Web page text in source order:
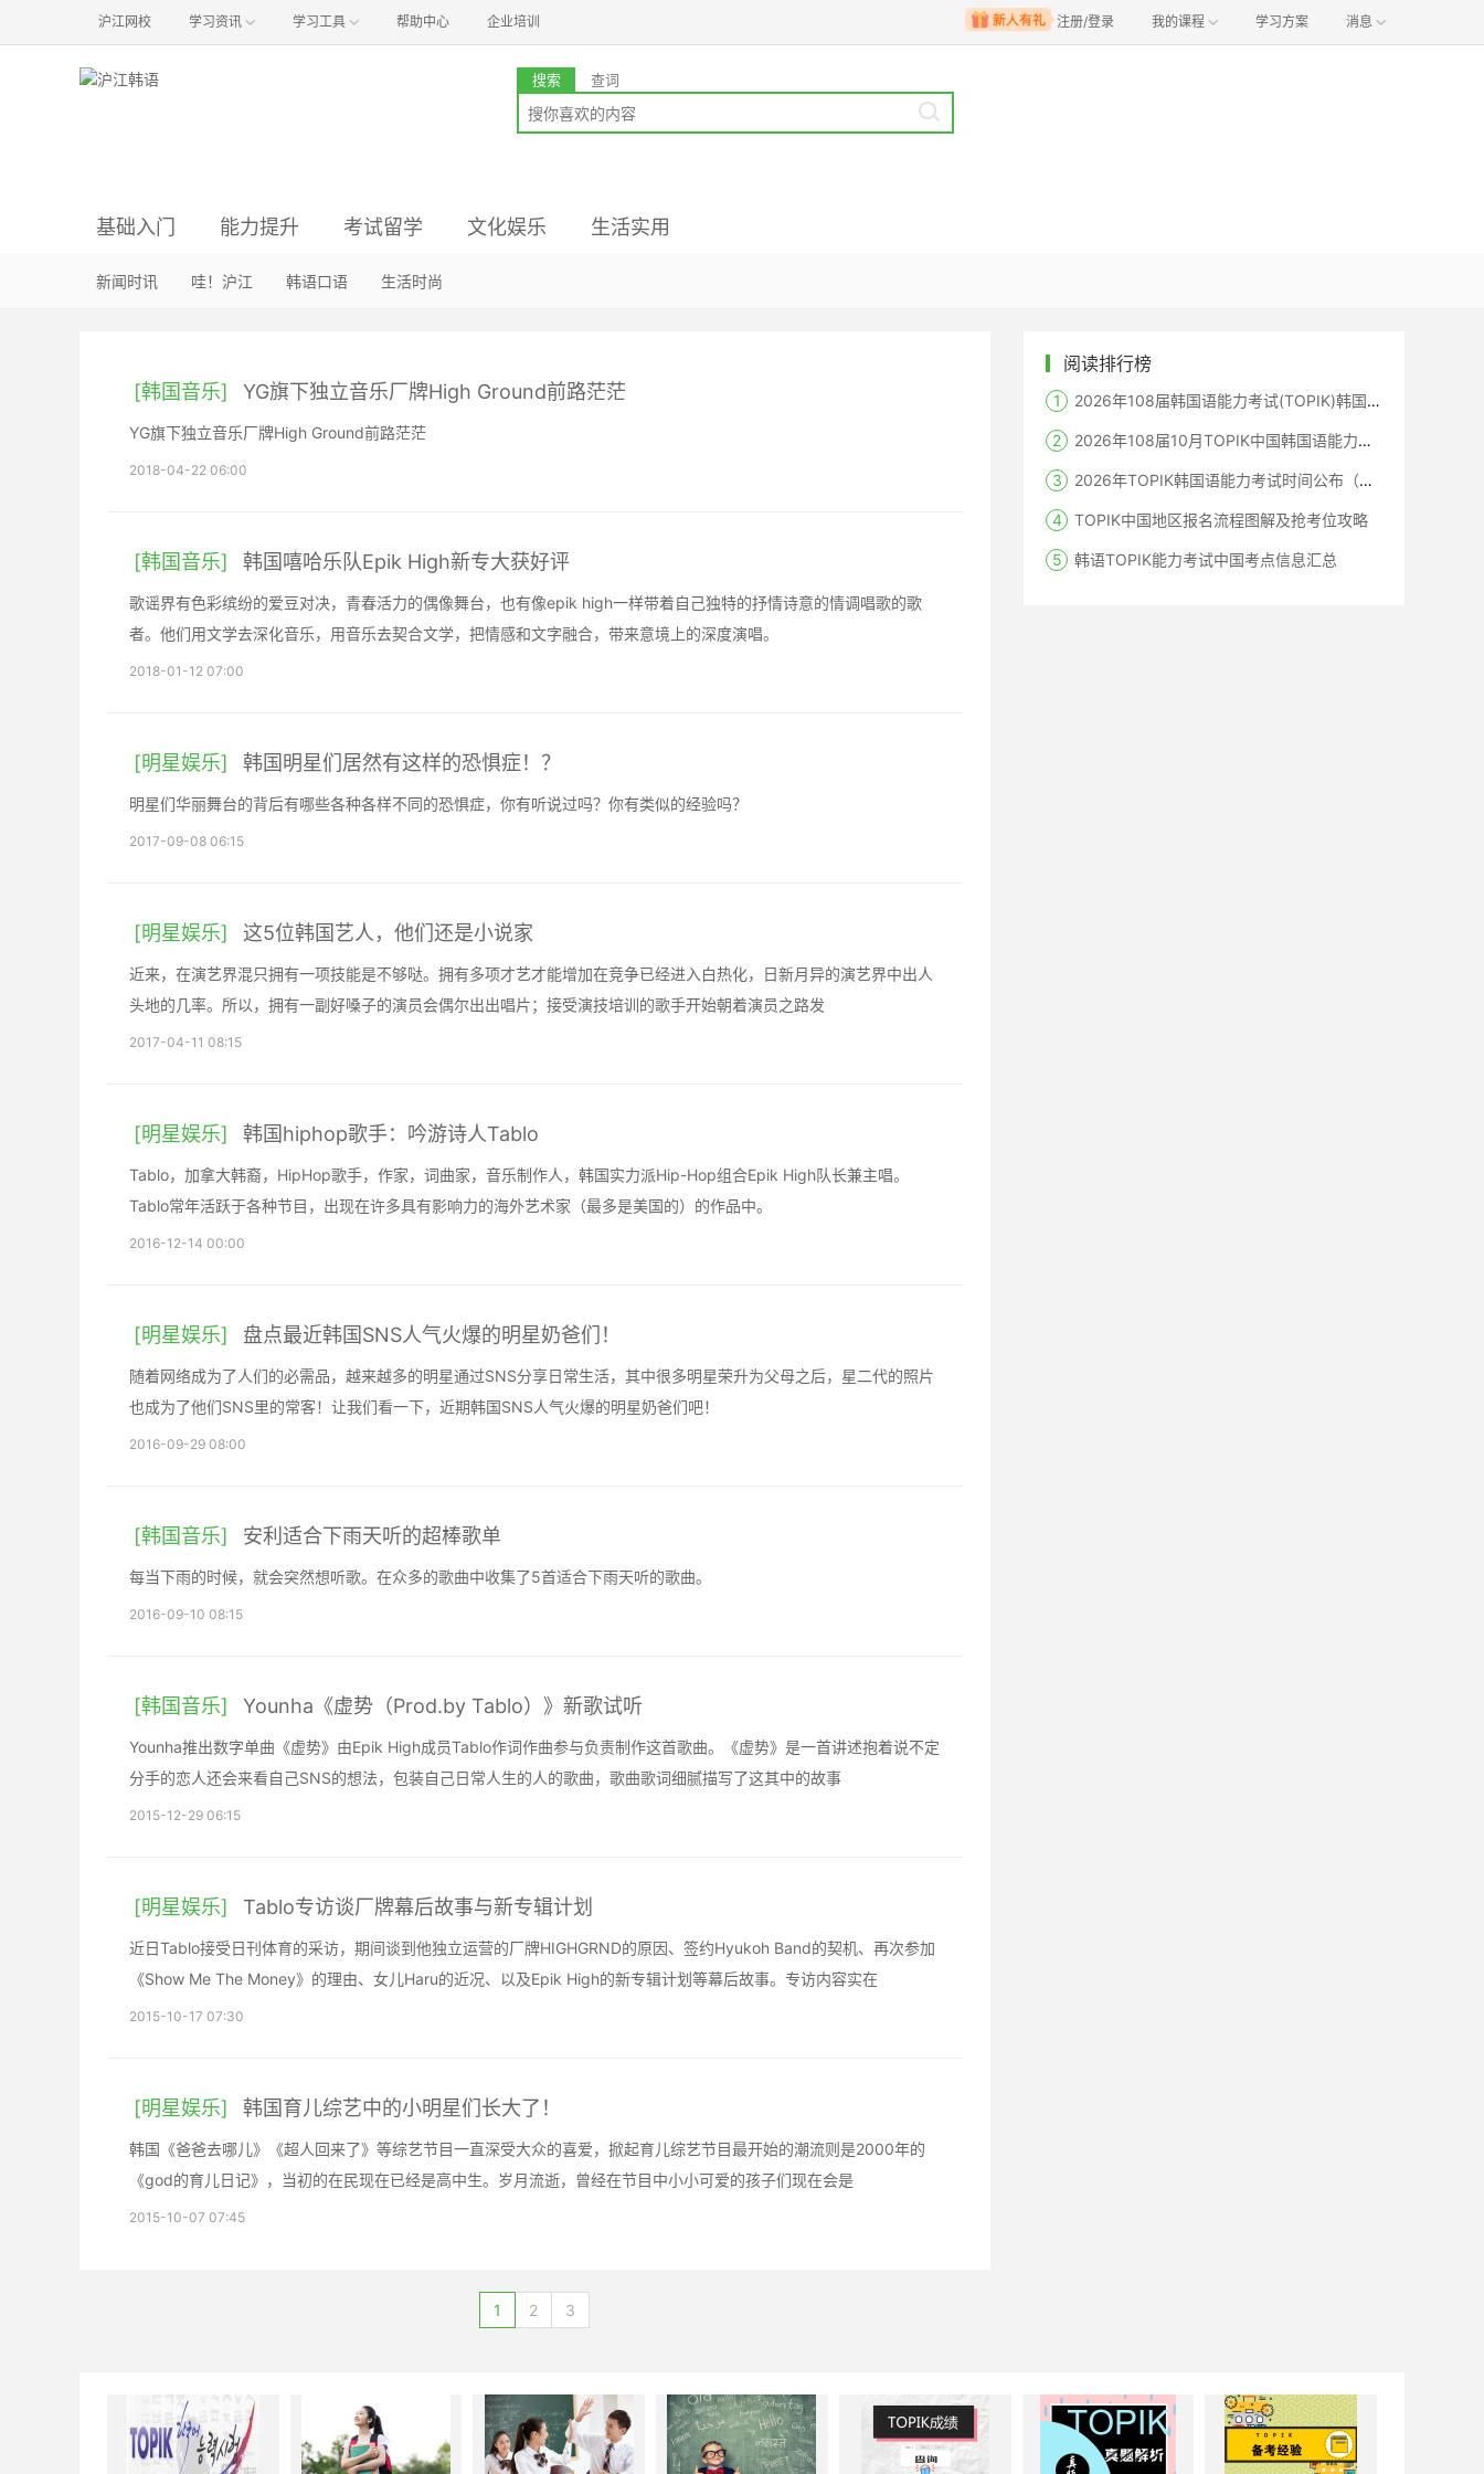
沪江网校 学习资讯 学习工具 帮助中心 企业培训 注册/登录 我的课程 学习方案 消息
搜索 查词
基础入门 能力提升 考试留学 文化娱乐 生活实用
韩语语音 韩语入门 方法经验 词汇句型
语法辨析 韩语阅读 韩语听力 职场韩语
资讯与经验 真题解析 初级备考 中级备考
韩国影视 韩国音乐 明星娱乐 韩国旅游
新闻时讯 哇！沪江 韩语口语 生活时尚
[韩国音乐] YG旗下独立音乐厂牌High Ground前路茫茫
YG旗下独立音乐厂牌High Ground前路茫茫
2018-04-22 06:00
[韩国音乐] 韩国嘻哈乐队Epik High新专大获好评
歌谣界有色彩缤纷的爱豆对决，青春活力的偶像舞台，也有像epik high一样带着自己独特的抒情诗意的情调唱歌的歌
者。他们用文学去深化音乐，用音乐去契合文学，把情感和文字融合，带来意境上的深度演唱。
2018-01-12 07:00
[明星娱乐] 韩国明星们居然有这样的恐惧症！？
明星们华丽舞台的背后有哪些各种各样不同的恐惧症，你有听说过吗？你有类似的经验吗？
2017-09-08 06:15
[明星娱乐] 这5位韩国艺人，他们还是小说家
近来，在演艺界混只拥有一项技能是不够哒。拥有多项才艺才能增加在竞争已经进入白热化，日新月异的演艺界中出人
头地的几率。所以，拥有一副好嗓子的演员会偶尔出出唱片；接受演技培训的歌手开始朝着演员之路发
2017-04-11 08:15
[明星娱乐] 韩国hiphop歌手：吟游诗人Tablo
Tablo，加拿大韩裔，HipHop歌手，作家，词曲家，音乐制作人，韩国实力派Hip-Hop组合Epik High队长兼主唱。
Tablo常年活跃于各种节目，出现在许多具有影响力的海外艺术家（最多是美国的）的作品中。
2016-12-14 00:00
[明星娱乐] 盘点最近韩国SNS人气火爆的明星奶爸们！
随着网络成为了人们的必需品，越来越多的明星通过SNS分享日常生活，其中很多明星荣升为父母之后，星二代的照片
也成为了他们SNS里的常客！让我们看一下，近期韩国SNS人气火爆的明星奶爸们吧！
2016-09-29 08:00
[韩国音乐] 安利适合下雨天听的超棒歌单
每当下雨的时候，就会突然想听歌。在众多的歌曲中收集了5首适合下雨天听的歌曲。
2016-09-10 08:15
[韩国音乐] Younha《虚势（Prod.by Tablo）》新歌试听
Younha推出数字单曲《虚势》由Epik High成员Tablo作词作曲参与负责制作这首歌曲。《虚势》是一首讲述抱着说不定
分手的恋人还会来看自己SNS的想法，包装自己日常人生的人的歌曲，歌曲歌词细腻描写了这其中的故事
2015-12-29 06:15
[明星娱乐] Tablo专访谈厂牌幕后故事与新专辑计划
近日Tablo接受日刊体育的采访，期间谈到他独立运营的厂牌HIGHGRND的原因、签约Hyukoh Band的契机、再次参加
《Show Me The Money》的理由、女儿Haru的近况、以及Epik High的新专辑计划等幕后故事。专访内容实在
2015-10-17 07:30
[明星娱乐] 韩国育儿综艺中的小明星们长大了！
韩国《爸爸去哪儿》《超人回来了》等综艺节目一直深受大众的喜爱，掀起育儿综艺节目最开始的潮流则是2000年的
《god的育儿日记》，当初的在民现在已经是高中生。岁月流逝，曾经在节目中小小可爱的孩子们现在会是
2015-10-07 07:45
1 2 3
阅读排行榜
2026年108届韩国语能力考试(TOPIK)韩国报名时间
2026年108届10月TOPIK中国韩国语能力考试报名时间考点
2026年TOPIK韩国语能力考试时间公布（笔试+机考+口语）
TOPIK中国地区报名流程图解及抢考位攻略
韩语TOPIK能力考试中国考点信息汇总